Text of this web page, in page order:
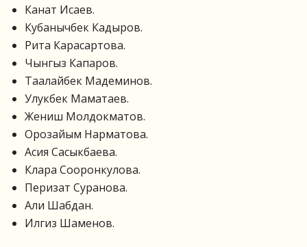
Канат Исаев.
Кубанычбек Кадыров.
Рита Карасартова.
Чынгыз Капаров.
Таалайбек Мадеминов.
Улукбек Маматаев.
Жениш Молдокматов.
Орозайым Нарматова.
Асия Сасыкбаева.
Клара Сооронкулова.
Перизат Суранова.
Али Шабдан.
Илгиз Шаменов.